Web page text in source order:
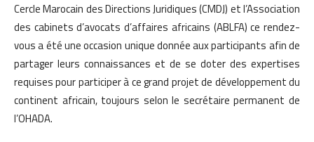
Cercle Marocain des Directions Juridiques (CMDJ) et l’Association
des cabinets d’avocats d’affaires africains (ABLFA) ce rendez-
vous a été une occasion unique donnée aux participants afin de
partager leurs connaissances et de se doter des expertises
requises pour participer à ce grand projet de développement du
continent africain, toujours selon le secrétaire permanent de
l’OHADA.